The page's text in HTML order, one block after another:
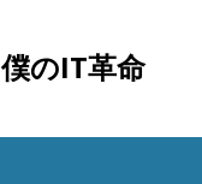
僕のIT革命